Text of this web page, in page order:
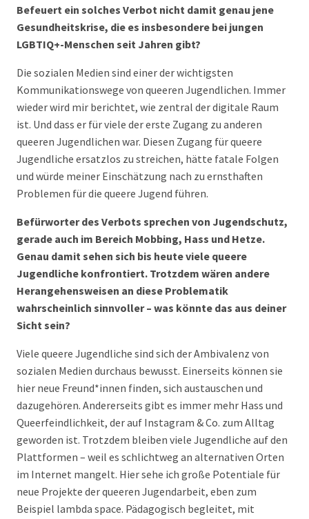
Befeuert ein solches Verbot nicht damit genau jene
Gesundheitskrise, die es insbesondere bei jungen
LGBTIQ+-Menschen seit Jahren gibt?
Die sozialen Medien sind einer der wichtigsten
Kommunikationswege von queeren Jugendlichen. Immer
wieder wird mir berichtet, wie zentral der digitale Raum
ist. Und dass er für viele der erste Zugang zu anderen
queeren Jugendlichen war. Diesen Zugang für queere
Jugendliche ersatzlos zu streichen, hätte fatale Folgen
und würde meiner Einschätzung nach zu ernsthaften
Problemen für die queere Jugend führen.
Befürworter des Verbots sprechen von Jugendschutz,
gerade auch im Bereich Mobbing, Hass und Hetze.
Genau damit sehen sich bis heute viele queere
Jugendliche konfrontiert. Trotzdem wären andere
Herangehensweisen an diese Problematik
wahrscheinlich sinnvoller – was könnte das aus deiner
Sicht sein?
Viele queere Jugendliche sind sich der Ambivalenz von
sozialen Medien durchaus bewusst. Einerseits können sie
hier neue Freund*innen finden, sich austauschen und
dazugehören. Andererseits gibt es immer mehr Hass und
Queerfeindlichkeit, der auf Instagram & Co. zum Alltag
geworden ist. Trotzdem bleiben viele Jugendliche auf den
Plattformen – weil es schlichtweg an alternativen Orten
im Internet mangelt. Hier sehe ich große Potentiale für
neue Projekte der queeren Jugendarbeit, eben zum
Beispiel lambda space. Pädagogisch begleitet, mit